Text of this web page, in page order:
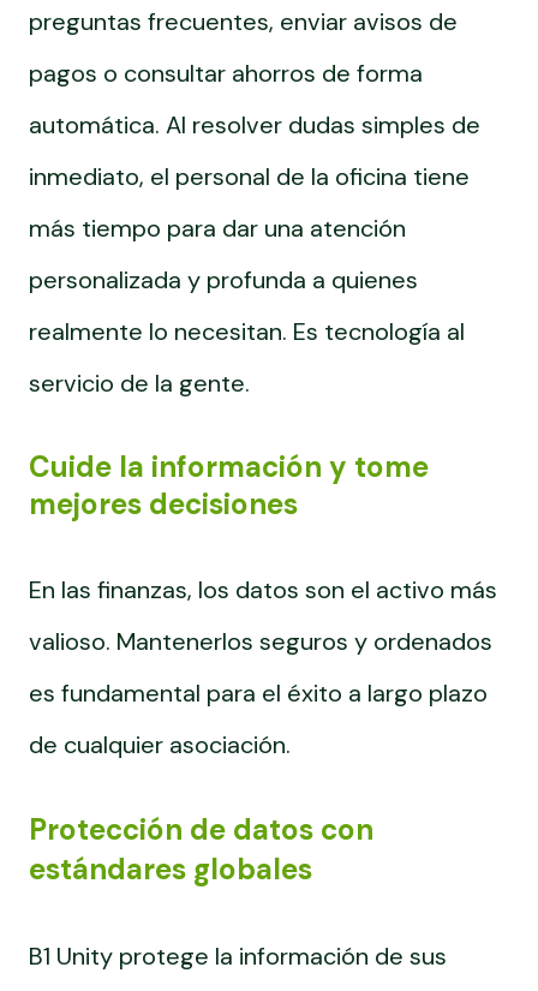
preguntas frecuentes, enviar avisos de
pagos o consultar ahorros de forma
automática. Al resolver dudas simples de
inmediato, el personal de la oficina tiene
más tiempo para dar una atención
personalizada y profunda a quienes
realmente lo necesitan. Es tecnología al
servicio de la gente.
Cuide la información y tome
mejores decisiones
En las finanzas, los datos son el activo más
valioso. Mantenerlos seguros y ordenados
es fundamental para el éxito a largo plazo
de cualquier asociación.
Protección de datos con
estándares globales
B1 Unity protege la información de sus